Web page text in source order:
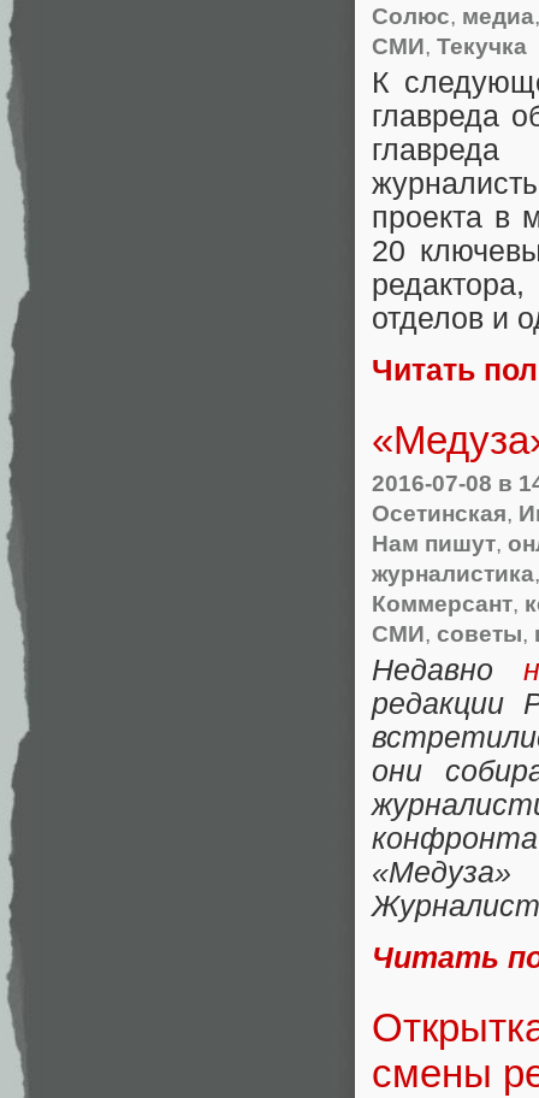
Солюс, медиа
СМИ, Текучка
К
главреда
проекта в
20
редактора,
отделов и
Читать
2016-07-08 в
Осетинская,
Нам пишут,
журналистика
Коммерсант,
СМИ, советы,
Недавно
редакции
они
«
Журналист
Читать
смены